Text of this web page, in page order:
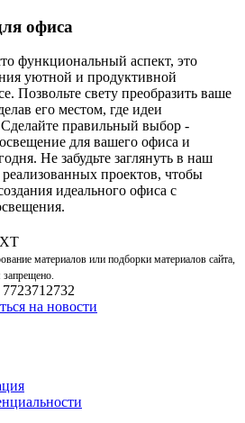
офиса
функциональный аспект, это
уютной и продуктивной
Позвольте свету преобразить ваше
его местом, где идеи
правильный выбор -
для вашего офиса и
Не забудьте заглянуть в наш
проектов, чтобы
идеального офиса с
материалов или подборки материалов сайта,
на новости